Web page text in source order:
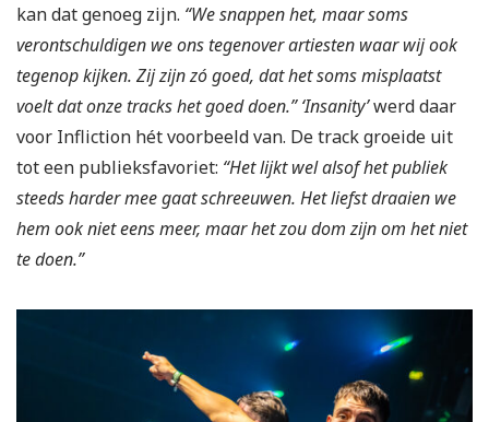
kan dat genoeg zijn. “We snappen het, maar soms
verontschuldigen we ons tegenover artiesten waar wij ook
tegenop kijken. Zij zijn zó goed, dat het soms misplaatst
voelt dat onze tracks het goed doen.” ‘Insanity’werd daar
voor Infliction hét voorbeeld van. De track groeide uit
tot een publieksfavoriet: “Het lijkt wel alsof het publiek
steeds harder mee gaat schreeuwen. Het liefst draaien we
hem ook niet eens meer, maar het zou dom zijn om het niet
te doen.”